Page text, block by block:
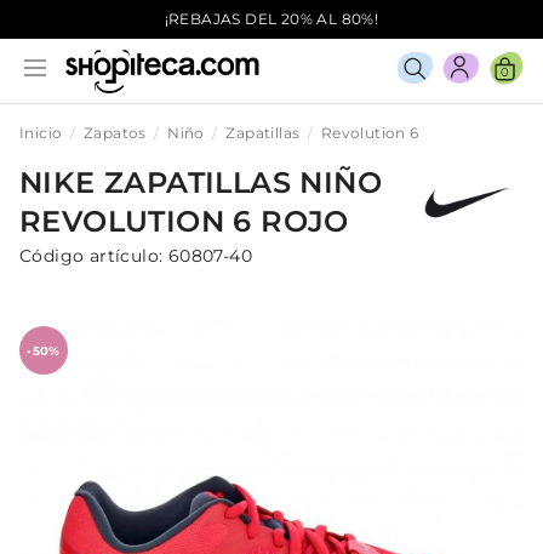
¡REBAJAS DEL 20% AL 80%!
0
Inicio Zapatos Niño Zapatillas Revolution 6
NIKE ZAPATILLAS NIÑO
REVOLUTION 6 ROJO
Código artículo: 60807-40
-50%